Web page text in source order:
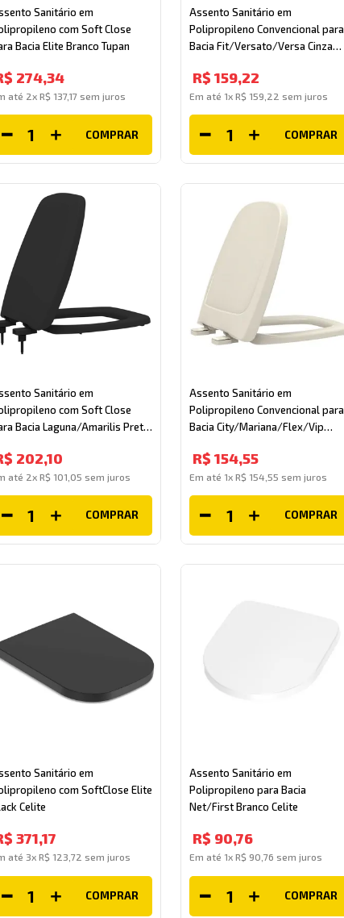
Sanitário em
com Soft Close
Bacia Elite Branco Tupan
274,34
até 2x R$ 137,17sem juros
COMPRAR
Assento Sanitário em
Polipropileno Convencional para
Bacia Fit/Versato/Versa Cinza
R$ 159,22
Em até 1xR$ 159 22 sem juros
COMPRAR
Sanitário em
com Soft Close
Bacia Laguna/Amarilis Preto
202,10
até 2x R$ 101 05 sem juros
COMPRAR
Assento Sanitário em
Polipropileno Convencional para
Bacia City/Mariana/Flex/Vip
R$ 154,55
Em até 1xR$ 154 ,55 sem juros
COMPRAR
Sanitário em
com SoftClose Elite
Celite
371,17
até 3x R$ 123 72 sem juros
COMPRAR
Assento Sanitário em
Polipropileno para Bacia
Net/First Branco Celite
R$ 90,76
Em até 1xR$ 90 ,76 sem juros
COMPRAR